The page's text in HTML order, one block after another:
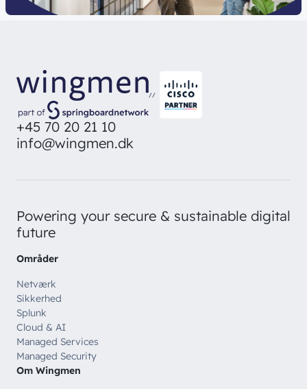
//
+45 70 20 21 10
info@wingmen.dk
Powering your secure & sustainable digital
future
Områder
Netværk
Sikkerhed
Splunk
Cloud & AI
Managed Services
Managed Security
Om Wingmen